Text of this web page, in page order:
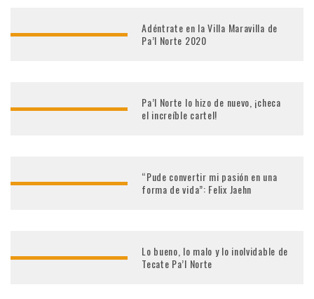
Adéntrate en la Villa Maravilla de
Pa’l Norte 2020
Pa’l Norte lo hizo de nuevo, ¡checa
el increíble cartel!
“Pude convertir mi pasión en una
forma de vida”: Felix Jaehn
Lo bueno, lo malo y lo inolvidable de
Tecate Pa’l Norte